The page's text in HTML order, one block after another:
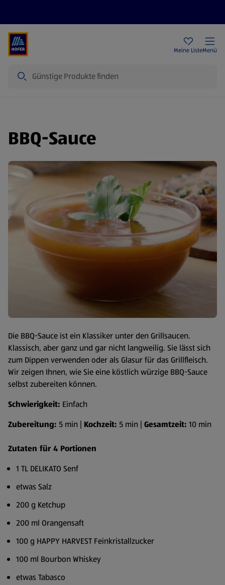
Meine ListeMenü
BBQ-Sauce
Die BBQ-Sauce ist ein Klassiker unter den Grillsaucen.
Klassisch, aber ganz und gar nicht langweilig. Sie lässt sich
zum Dippen verwenden oder als Glasur für das Grillfleisch.
Wir zeigen Ihnen, wie Sie eine köstlich würzige BBQ-Sauce
selbst zubereiten können.
Schwierigkeit: Einfach
Zubereitung: 5 min | Kochzeit: 5 min | Gesamtzeit: 10 min
Zutaten für 4 Portionen
1 TL DELIKATO Senf
etwas Salz
200 g Ketchup
200 ml Orangensaft
100 g HAPPY HARVEST Feinkristallzucker
100 ml Bourbon Whiskey
etwas Tabasco